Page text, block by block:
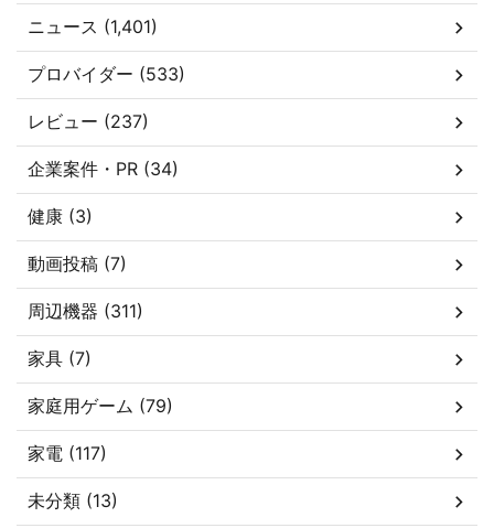
ニュース (1,401)
プロバイダー (533)
レビュー (237)
企業案件・PR (34)
健康 (3)
動画投稿 (7)
周辺機器 (311)
家具 (7)
家庭用ゲーム (79)
家電 (117)
未分類 (13)